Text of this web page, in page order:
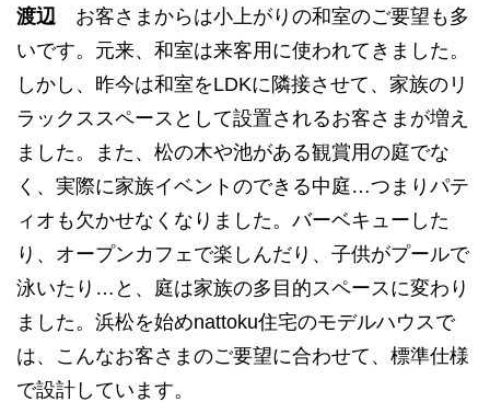
渡辺 お客さまからは小上がりの和室のご要望も多
いです。元来、和室は来客用に使われてきました。
しかし、昨今は和室をLDKに隣接させて、家族のリ
ラックススペースとして設置されるお客さまが増え
ました。また、松の木や池がある観賞用の庭でな
く、実際に家族イベントのできる中庭…つまりパテ
ィオも欠かせなくなりました。バーベキューした
り、オープンカフェで楽しんだり、子供がプールで
泳いたり…と、庭は家族の多目的スペースに変わり
ました。浜松を始めnattoku住宅のモデルハウスで
は、こんなお客さまのご要望に合わせて、標準仕様
で設計しています。